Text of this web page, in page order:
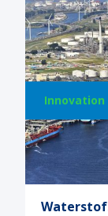
Innovation